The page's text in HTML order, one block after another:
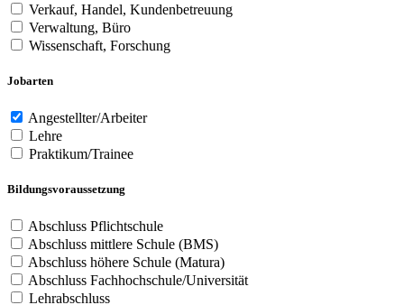
Verkauf, Handel, Kundenbetreuung
Verwaltung, Büro
Wissenschaft, Forschung
Jobarten
Angestellter/Arbeiter
Lehre
Praktikum/Trainee
Bildungsvoraussetzung
Abschluss Pflichtschule
Abschluss mittlere Schule (BMS)
Abschluss höhere Schule (Matura)
Abschluss Fachhochschule/Universität
Lehrabschluss